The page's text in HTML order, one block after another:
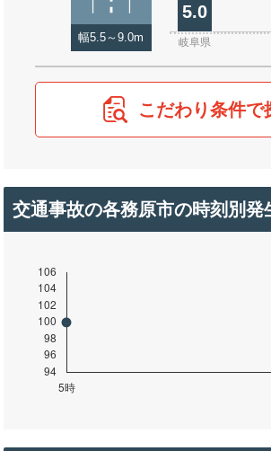
幅5.5～9.0m
5.0
岐阜県
こだわり条件で
交通事故の各務原市の時刻別発